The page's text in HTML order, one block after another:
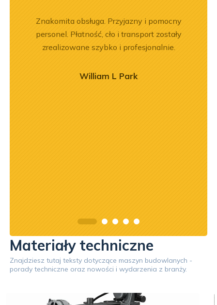
Znakomita obsługa. Przyjazny i pomocny
personel. Płatność, cło i transport zostały
zrealizowane szybko i profesjonalnie.
William L Park
Materiały techniczne
Znajdziesz tutaj teksty dotyczące maszyn budowlanych -
porady techniczne oraz nowości i wydarzenia z branży.